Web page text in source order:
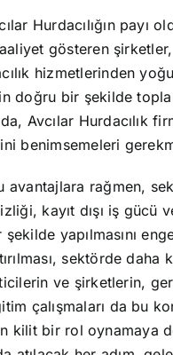
Hurdacılığın
gösteren şirketler,
hizmetlerinden
doğru bir şekilde
Avcılar Hurdacılık
benimsemeleri
avantajlara rağmen,
kayıt dışı iş gücü
şekilde yapılmasını
sektörde daha
ve şirketlerin,
çalışmaları da bu
bir rol oynamaya